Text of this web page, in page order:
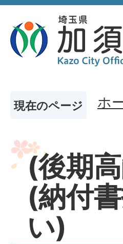
現在のページ ホ
(後期
(納付
い)